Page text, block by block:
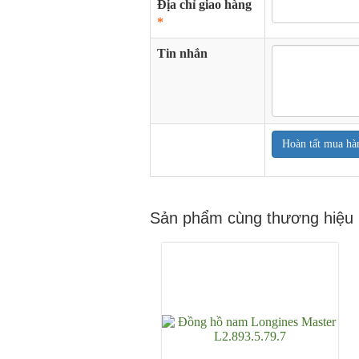
Địa chỉ giao hàng
*
Tin nhắn
Hoàn tất mua
Sản phẩm cùng thương hiệu